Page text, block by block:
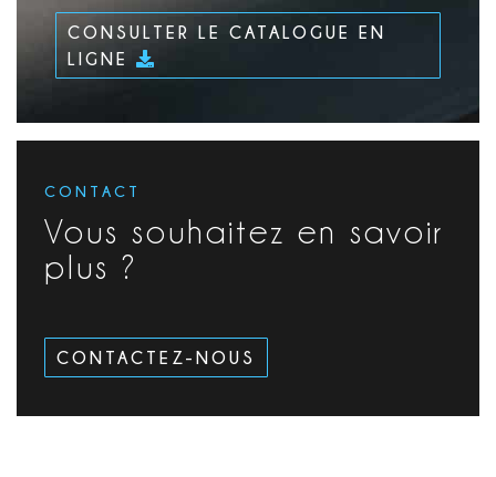
CONSULTER LE CATALOGUE EN
LIGNE
CONTACT
Vous souhaitez en savoir
plus ?
CONTACTEZ-NOUS